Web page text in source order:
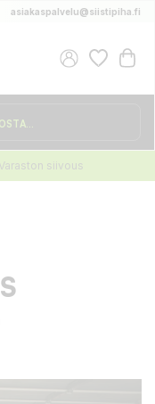
asiakaspalvelu@siistipiha.fi
Varaston siivous